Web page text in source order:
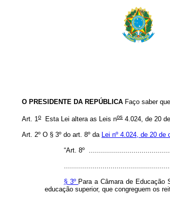
O PRESIDENTE DA REPÚBLICA Faço saber
Art. 1o Esta Lei altera as Leis nos 4.024, de 20
Art. 2º O § 3º do art. 8º da Lei nº 4.024, de 20 de
“Art. 8º
§ 3º Para a Câmara de Educação
educação superior, que congreguem os